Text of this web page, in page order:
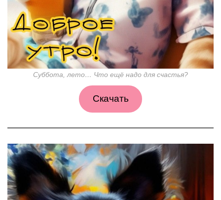
Суббота, лето… Что ещё надо для счастья?
Скачать